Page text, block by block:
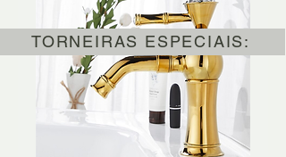
TORNEIRAS ESPECIAIS: